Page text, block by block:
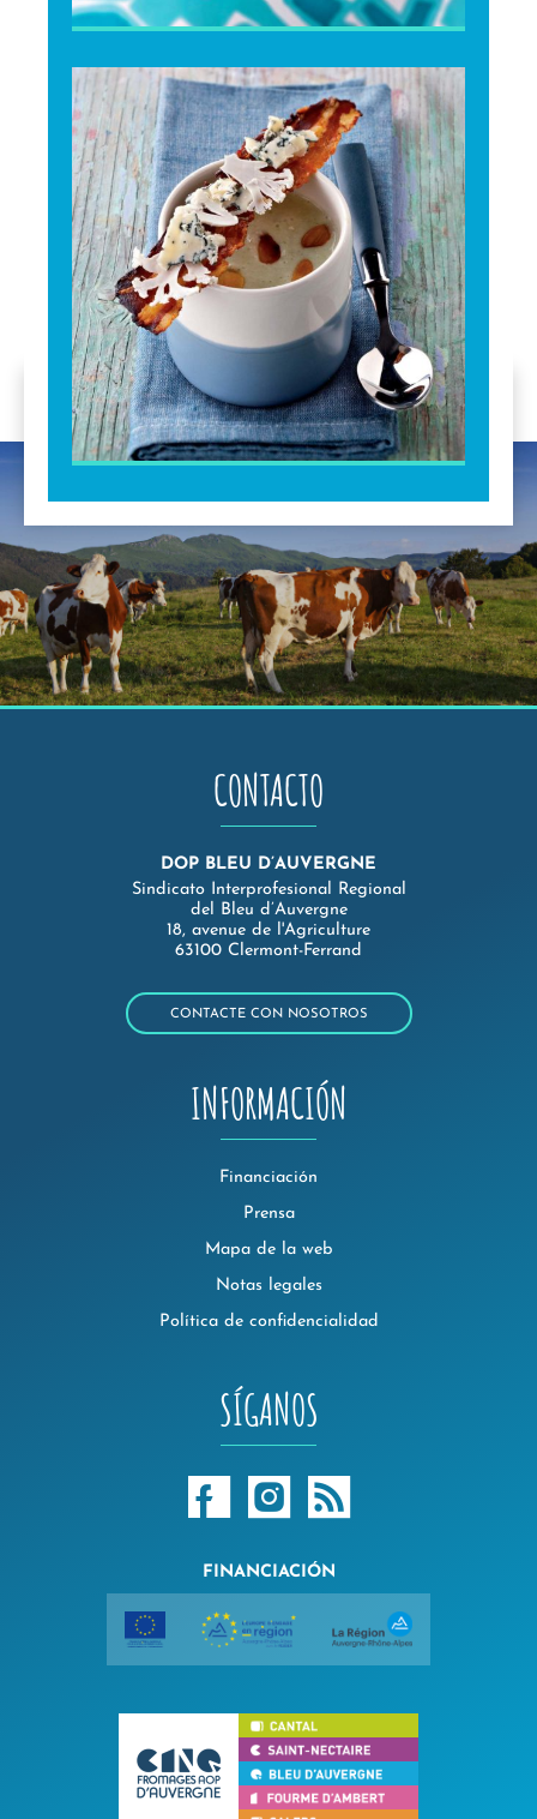
CONTACTO
DOP BLEU D’AUVERGNE
Sindicato Interprofesional Regional
del Bleu d’Auvergne
18, avenue de l'Agriculture
63100 Clermont-Ferrand
CONTACTE CON NOSOTROS
INFORMACIÓN
Financiación
Prensa
Mapa de la web
Notas legales
Política de confidencialidad
SÍGANOS
FINANCIACIÓN